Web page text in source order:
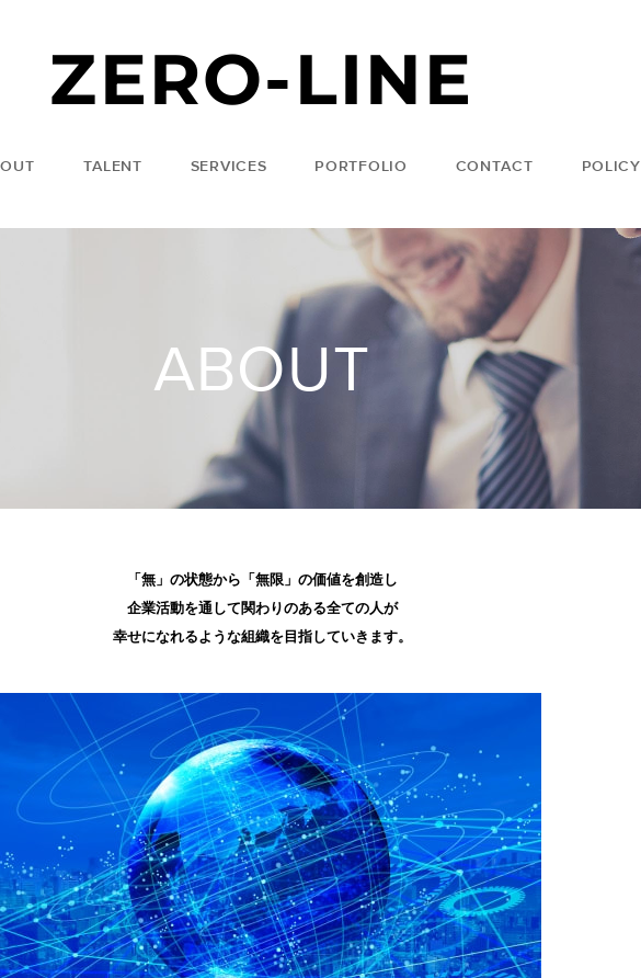
ZERO-LINE
TALENT SERVICES PORTFOLIO CONTACT POLICY
ABOUT
「無」の状態から「無限」の価値を創造し
企業活動を通して関わりのある全ての人が
幸せになれるような組織を目指していきます。